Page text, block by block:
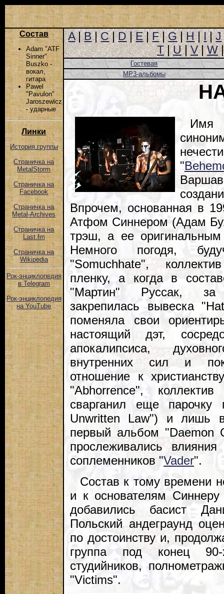
Состав
Adam "ATF
Sinner"
Buszko -
вокал,
гитара
Pawel
"Pavulon"
Jaroszewicz
- ударные
Линки
История группы
Страничка на
MetalStorm
Страничка на
Facebook
Страничка на
Metal-Archives
Страничка на
Last.fm
Страничка на
Wikipedia
Рок-энциклопедия
в Telegram
Рок-энциклопедия
на YouTube
A|B|C|D|E|F|G|H|I|J
T|U|V|W
Гостевая
MP3-альбомы
Имя
"
Впрочем, основанная в
Атфом Синнером (Адам
трэш, а ее
Немного погодя,
"Somuchhate",
пленку, а когда в
"Мартин" Руссак, за
закрепилась вывеска
поменяла свои
настоящий дэт,
апокалипсиса,
внутренних сил и
отношение к
"Abhorrence",
сварганил еще
Unwritten Law") и лишь
первый альбом "Daemon
прослеживались
соплеменников "Vader".
Состав к тому времени
и к основателям
добавились басист
Польский андеграунд
по достоинству и,
группа под конец
студийников,
"Victims".